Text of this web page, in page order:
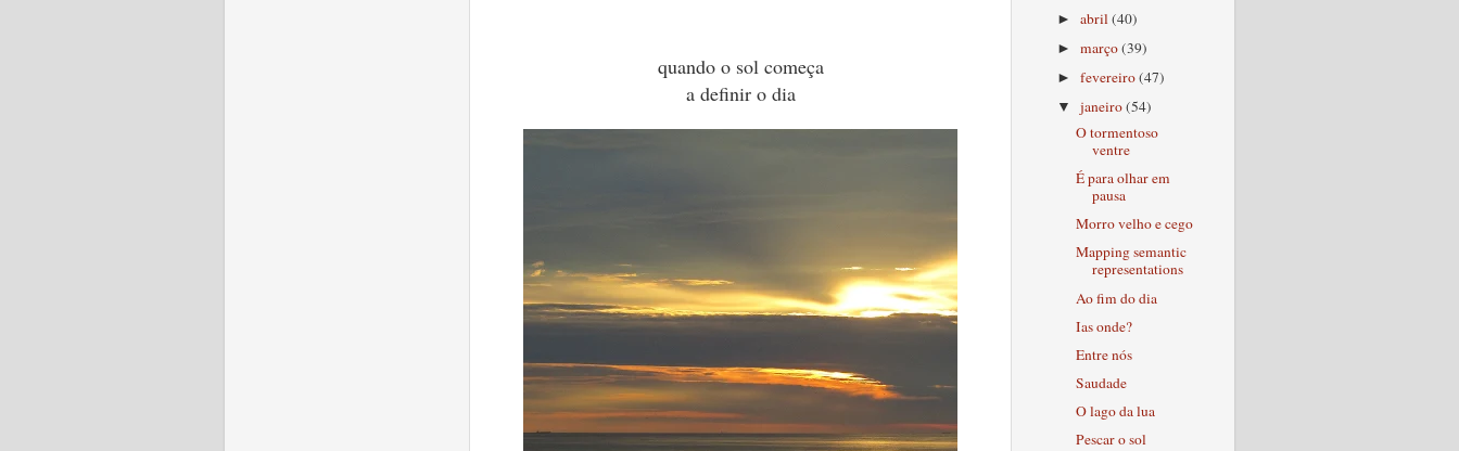
quando o sol começa
a definir o dia
►abril(40)
►março(39)
►fevereiro(47)
▼janeiro(54)
O tormentoso
ventre
É para olhar em
pausa
Morro velho e cego
Mapping semantic
representations
Ao fim do dia
Ias onde?
Entre nós
Saudade
O lago da lua
Pescar o sol